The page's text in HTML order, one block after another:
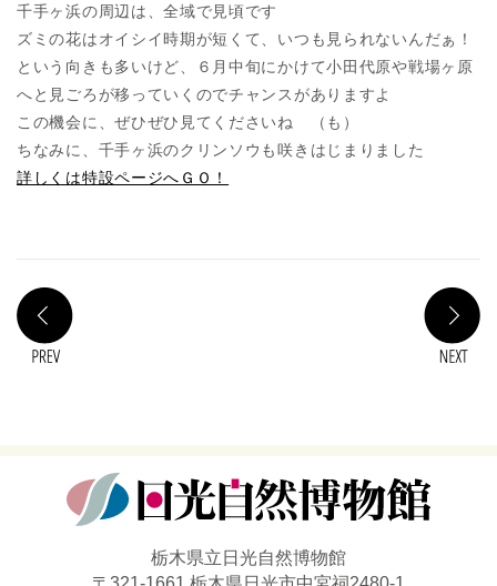
千手ヶ浜の周辺は、全域で見頃です
ズミの花はオイシイ時期が短くて、いつも見られないんだぁ！
という向きも多いけど、６月中旬にかけて小田代原や戦場ヶ原
へと見ごろが移っていくのでチャンスがありますよ
この機会に、ぜひぜひ見てくださいね （も）
ちなみに、千手ヶ浜のクリンソウも咲きはじまりました
詳しくは特設ページへＧＯ！
栃木県立日光自然博物館